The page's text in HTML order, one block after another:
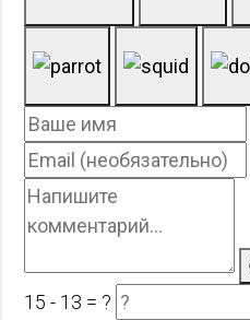
15 - 13 = ?